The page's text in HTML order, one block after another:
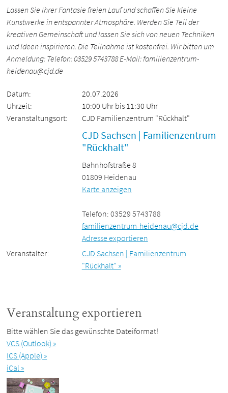
Lassen Sie Ihrer Fantasie freien Lauf und schaffen Sie kleine
Kunstwerke in entspannter Atmosphäre. Werden Sie Teil der
kreativen Gemeinschaft und lassen Sie sich von neuen Techniken
und Ideen inspirieren. Die Teilnahme ist kostenfrei. Wir bitten um
Anmeldung: Telefon: 03529 5743788 E-Mail: familienzentrum-
heidenau@cjd.de
Datum:
20.07.2026
Uhrzeit:
10:00 Uhr bis 11:30 Uhr
Veranstaltungsort:
CJD Familienzentrum "Rückhalt"
CJD Sachsen | Familienzentrum
"Rückhalt"
Bahnhofstraße 8
01809 Heidenau
Karte anzeigen
Telefon: 03529 5743788
familienzentrum-heidenau@cjd.de
Adresse exportieren
Veranstalter:
CJD Sachsen | Familienzentrum
"Rückhalt" »
Veranstaltung exportieren
Bitte wählen Sie das gewünschte Dateiformat!
VCS (Outlook) »
ICS (Apple) »
iCal »